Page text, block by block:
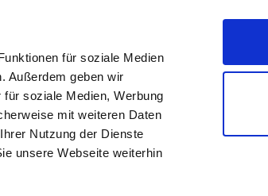
für soziale Medien
Außerdem geben wir
soziale Medien, Werbung
mit weiteren Daten
Nutzung der Dienste
unsere Webseite weiterhin